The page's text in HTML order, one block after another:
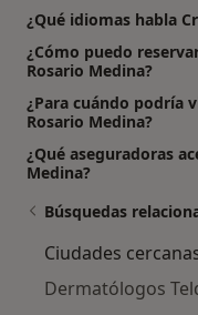
¿Qué idiomas habla
¿Cómo puedo
Rosario Medina?
¿Para cuándo podría
Rosario Medina?
¿Qué aseguradoras
Medina?
Búsquedas
Ciudades
Dermatólogos